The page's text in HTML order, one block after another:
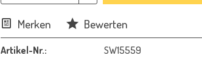
Merken Bewerten
Artikel-Nr.: SW15559